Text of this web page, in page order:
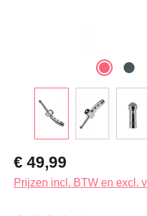
Normale prijs:
€ 49,99
Prijzen incl. BTW en excl.